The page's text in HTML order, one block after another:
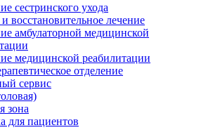
сестринского ухода
восстановительное лечение
амбулаторной медицинской
медицинской реабилитации
отделение
сервис
зона
для пациентов